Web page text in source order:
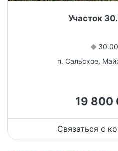
Участок
30.00
п. Сальское,
19 800
Связаться с